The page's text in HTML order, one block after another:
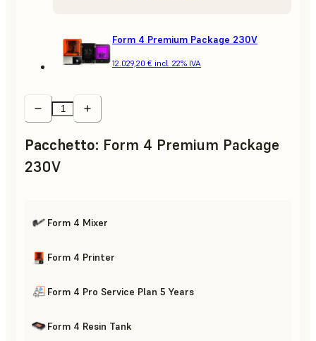
Form 4 Premium Package 230V
12.029,20 € incl. 22% IVA
Pacchetto: Form 4 Premium Package
230V
Form 4 Mixer
Form 4 Printer
Form 4 Pro Service Plan 5 Years
Form 4 Resin Tank